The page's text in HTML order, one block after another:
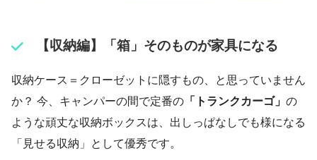
【収納編】「箱」そのものが家具になる
収納ケース＝クローゼットに隠すもの、と思っていません
か？ 今、キャンパーの間で定番の 「トランクカーゴ」 の
ような頑丈な収納ボックスは、出しっぱなしでも様になる
「見せる収納」として優秀です。